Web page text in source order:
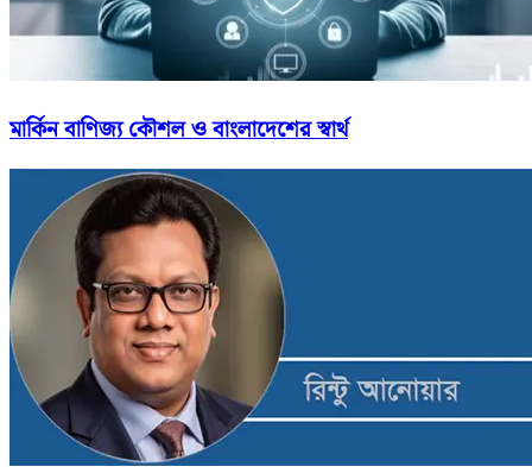
মার্কিন বাণিজ্য কৌশল ও বাংলাদেশের স্বার্থ